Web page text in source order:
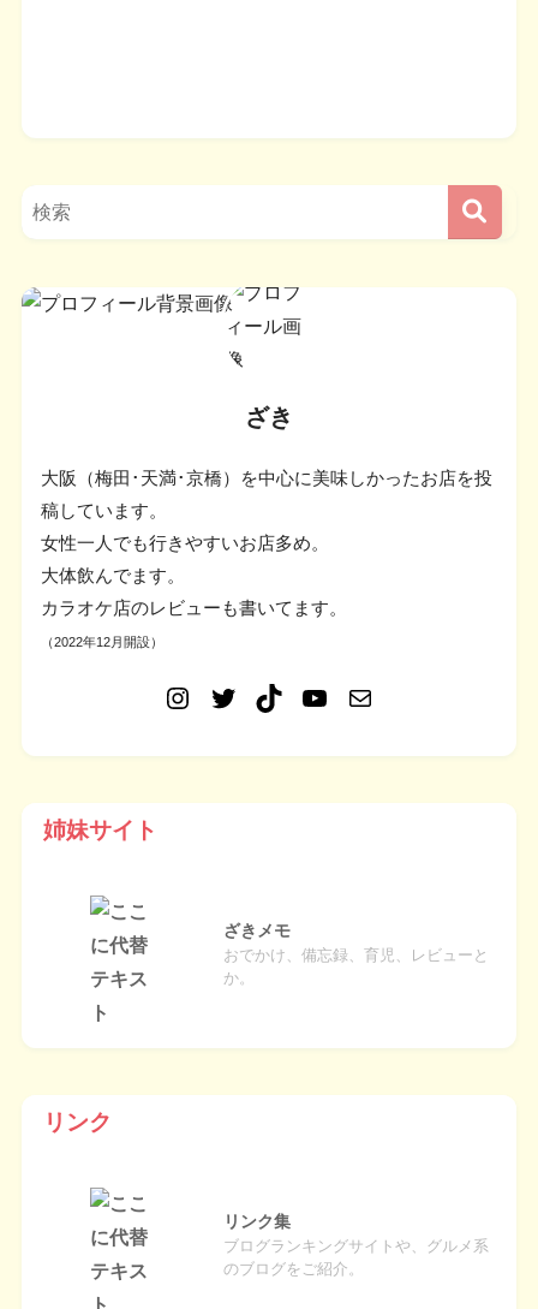
ざき
大阪（梅田･天満･京橋）を中心に美味しかったお店を投
稿しています。
女性一人でも行きやすいお店多め。
大体飲んでます。
カラオケ店のレビューも書いてます。
（2022年12月開設）
姉妹サイト
ざきメモ
おでかけ、備忘録、育児、レビューと
か。
リンク
リンク集
ブログランキングサイトや、グルメ系
のブログをご紹介。